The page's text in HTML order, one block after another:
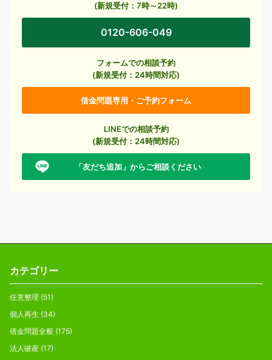
(新規受付：7時～22時)
0120-606-049
フォームでの相談予約
(新規受付：24時間対応)
借金問題専用・ご予約フォーム
LINEでの相談予約
(新規受付：24時間対応)
「友だち追加」からご相談ください
カテゴリー
任意整理 (51)
個人再生 (34)
借金問題全般 (175)
法人破産 (17)